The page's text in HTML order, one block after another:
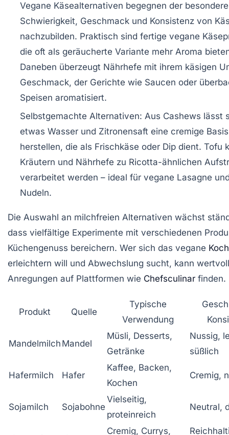
Vegane Käsealternativen begegnen der
Schwierigkeit, Geschmack und Konsistenz von
nachzubilden. Praktisch sind fertige vegane
die oft als geräucherte Variante mehr Aroma
Daneben überzeugt Nährhefe mit ihrem käsigen
Geschmack, der Gerichte wie Saucen oder
Speisen aromatisiert.
Selbstgemachte Alternativen: Aus Cashews lässt
etwas Wasser und Zitronensaft eine cremige Basis
herstellen, die als Frischkäse oder Dip dient. Tofu
Kräutern und Nährhefe zu Ricotta-ähnlichen
verarbeitet werden – ideal für vegane Lasagne
Nudeln.
Die Auswahl an milchfreien Alternativen wächst
dass vielfältige Experimente mit verschiedenen
Küchengenuss bereichern. Wer sich das vegane
erleichtern will und Abwechslung sucht, kann
Anregungen auf Plattformen wie Chefsculinar finden.
Produkt Quelle
Typische
Verwendung
Mandelmilch Mandel
Müsli, Desserts,
Getränke
Nussig,
süßlich
Hafermilch Hafer
Kaffee, Backen,
Kochen
Cremig,
Sojamilch Sojabohne
Vielseitig,
proteinreich
Neutral,
Cremig, Currys,